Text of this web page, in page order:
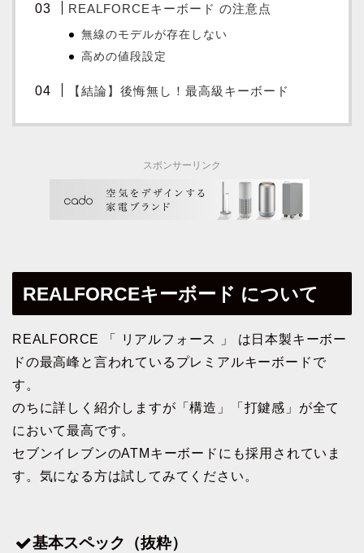
REALFORCEキーボード の注意点
無線のモデルが存在しない
高めの値段設定
【結論】後悔無し！最高級キーボード
スポンサーリンク
REALFORCEキーボード について
REALFORCE 「 リアルフォース 」 は日本製キーボー
ドの最高峰と言われているプレミアルキーボードで
す。
のちに詳しく紹介しますが「構造」「打鍵感」が全て
において最高です。
セブンイレブンのATMキーボードにも採用されていま
す。気になる方は試してみてください。
基本スペック（抜粋）